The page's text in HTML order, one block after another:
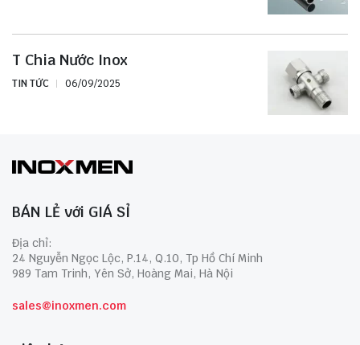
T Chia Nước Inox
TIN TỨC 06/09/2025
BÁN LẺ với GIÁ SỈ
Địa chỉ:
24 Nguyễn Ngọc Lộc, P.14, Q.10, Tp Hồ Chí Minh
989 Tam Trinh, Yên Sở, Hoàng Mai, Hà Nội
sales@inoxmen.com